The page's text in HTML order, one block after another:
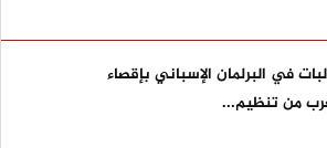
في البرلمان الإسباني بإقصاء
من تنظيم...